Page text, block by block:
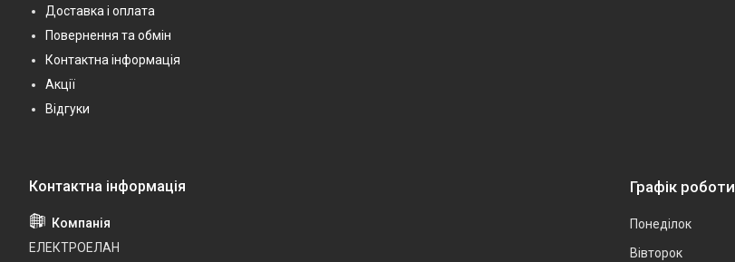
Доставка і оплата
Повернення та обмін
Контактна інформація
Акції
Відгуки
ЕЛЕКТРОЕЛАН
Графік роботи
Понеділок
Вівторок